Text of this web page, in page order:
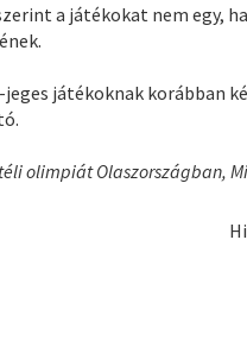
a játékokat nem egy,
játékoknak korábban
téli olimpiát Olaszországban,